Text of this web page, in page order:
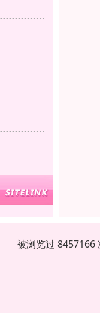
被浏览过